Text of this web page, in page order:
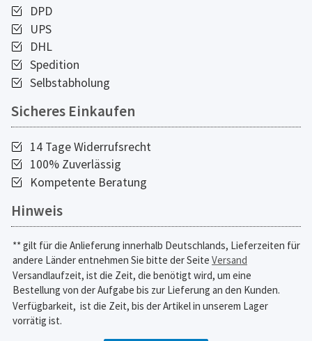
DPD
UPS
DHL
Spedition
Selbstabholung
Sicheres Einkaufen
14 Tage Widerrufsrecht
100% Zuverlässig
Kompetente Beratung
Hinweis
** gilt für die Anlieferung innerhalb Deutschlands, Lieferzeiten für
andere Länder entnehmen Sie bitte der Seite Versand
Versandlaufzeit, ist die Zeit, die benötigt wird, um eine
Bestellung von der Aufgabe bis zur Lieferung an den Kunden.
Verfügbarkeit, ist die Zeit, bis der Artikel in unserem Lager
vorrätig ist.